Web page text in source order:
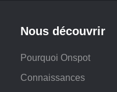
Nous découvrir
Pourquoi Onspot
Connaissances